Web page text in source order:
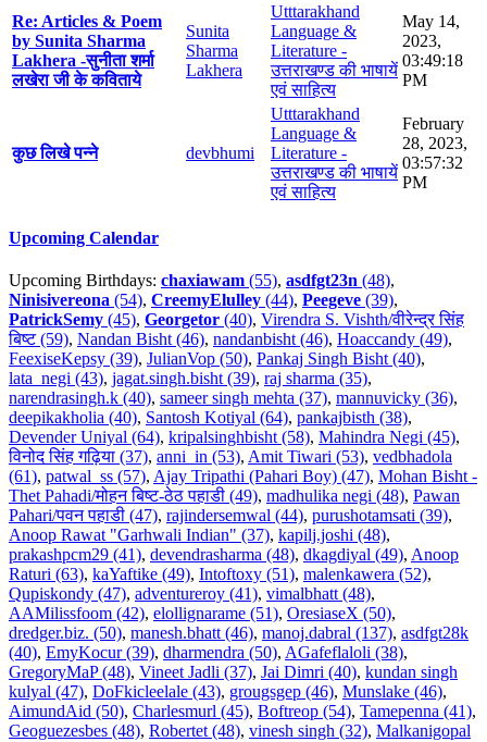
Re: Articles & Poem
by Sunita Sharma
Lakhera -सुनीता शर्मा
लखेरा जी के कविताये
Sunita
Sharma
Lakhera
Utttarakhand
Language &
Literature -
उत्तराखण्ड की भाषायें
एवं साहित्य
May 14,
2023,
03:49:18
PM
कुछ लिखे पन्ने devbhumi
Utttarakhand
Language &
Literature -
उत्तराखण्ड की भाषायें
एवं साहित्य
February
28, 2023,
03:57:32
PM
Upcoming Calendar
Upcoming Birthdays: chaxiawam (55), asdfgt23n (48),
Ninisivereona (54), CreemyElulley (44), Peegeve (39),
PatrickSemy (45), Georgetor (40), Virendra S. Vishth/वीरेन्द्र सिंह
बिष्ट (59), Nandan Bisht (46), nandanbisht (46), Hoaccandy (49),
FeexiseKepsy (39), JulianVop (50), Pankaj Singh Bisht (40),
lata_negi (43), jagat.singh.bisht (39), raj sharma (35),
narendrasingh.k (40), sameer singh mehta (37), mannuvicky (36),
deepikakholia (40), Santosh Kotiyal (64), pankajbisth (38),
Devender Uniyal (64), kripalsinghbisht (58), Mahindra Negi (45),
विनोद सिंह गढ़िया (37), anni_in (53), Amit Tiwari (53), vedbhadola
(61), patwal_ss (57), Ajay Tripathi (Pahari Boy) (47), Mohan Bisht -
Thet Pahadi/मोहन बिष्ट-ठेठ पहाडी (49), madhulika negi (48), Pawan
Pahari/पवन पहाडी (47), rajindersemwal (44), purushotamsati (39),
Anoop Rawat "Garhwali Indian" (37), kapilj.joshi (48),
prakashpcm29 (41), devendrasharma (48), dkagdiyal (49), Anoop
Raturi (63), kaYaftike (49), Intoftoxy (51), malenkawera (52),
Qupiskondy (47), adventureroy (41), vimalbhatt (48),
AAMilissfoom (42), elollignarame (51), OresiaseX (50),
dredger.biz. (50), manesh.bhatt (46), manoj.dabral (137), asdfgt28k
(40), EmyKocur (39), dharmendra (50), AGafeflaloli (38),
GregoryMaP (48), Vineet Jadli (37), Jai Dimri (40), kundan singh
kulyal (47), DoFkicleelale (43), grougsgep (46), Munslake (46),
AimundAid (50), Charlesmurl (45), Boftreop (54), Tamepenna (41),
Geoguezesbes (48), Robertet (48), vinesh singh (32), Malkanigopal